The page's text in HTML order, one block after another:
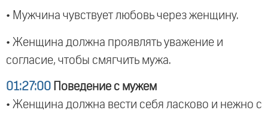
• Мужчина чувствует любовь через женщину.
• Женщина должна проявлять уважение и
согласие, чтобы смягчить мужа.
01:27:00 Поведение с мужем
• Женщина должна вести себя ласково и нежно с